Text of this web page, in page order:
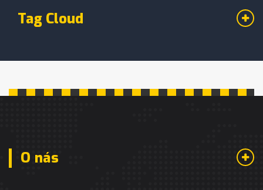
Tag Cloud
O nás